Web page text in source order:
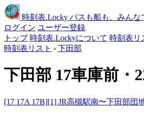
時刻表.Locky バスも船も、みんな
ログイン ユーザー登録
トップ 時刻表.Lockyについて 時刻表リ
時刻表リスト › 下田部
下田部 17車庫前・
[17 17A 17B][1] JR高槻駅南〜下田部団